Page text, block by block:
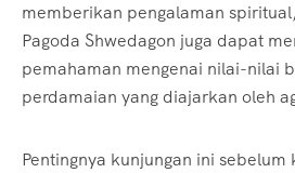
memberikan pengalaman
Pagoda Shwedagon juga dapat
pemahaman mengenai nilai-nilai
perdamaian yang diajarkan oleh
Pentingnya kunjungan ini